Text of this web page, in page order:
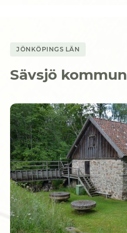
JÖNKÖPINGS LÄN
Sävsjö kommun